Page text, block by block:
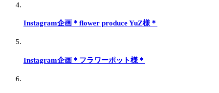
Instagram企画＊flower produce YuZ様＊
Instagram企画＊フラワーポット様＊